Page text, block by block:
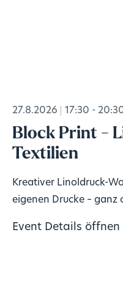
27.8.2026 17:30 -
Block Print -
Textilien
Kreativer Linoldruck-
eigenen Drucke – ganz
Event Details öffnen